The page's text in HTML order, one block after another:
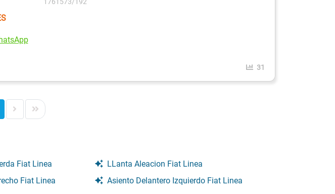
31
Fiat Linea
LLanta Aleacion Fiat Linea
Fiat Linea Asiento Delantero Izquierdo Fiat Linea